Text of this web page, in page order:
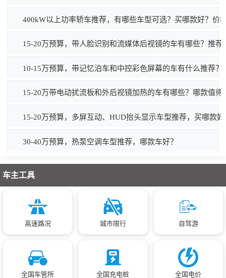
400kW以上功率轿车推荐，有哪些车型可选？买哪款好？价
15-20万预算，带人脸识别和流媒体后视镜的车有哪些？推荐
10-15万预算，带记忆泊车和中控彩色屏幕的车有什么推荐？
15-20万带电动扰流板和外后视镜加热的车有哪些？哪款值得
15-20万预算，多屏互动、HUD抬头显示车型推荐，买哪款好
30-40万预算，热泵空调车型推荐，哪款车好？
车主工具
高速路况 城市限行 自驾游
全国车管所 全国充电桩 全国电价